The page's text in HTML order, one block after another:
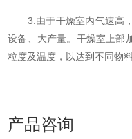
3.由于干燥室内气速高，
设备、大产量。干燥室上部
粒度及温度，以达到不同物
产品咨询